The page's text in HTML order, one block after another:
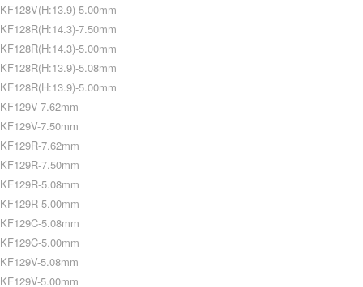
KF128V(H:13.9)-5.00mm
KF128R(H:14.3)-7.50mm
KF128R(H:14.3)-5.00mm
KF128R(H:13.9)-5.08mm
KF128R(H:13.9)-5.00mm
KF129V-7.62mm
KF129V-7.50mm
KF129R-7.62mm
KF129R-7.50mm
KF129R-5.08mm
KF129R-5.00mm
KF129C-5.08mm
KF129C-5.00mm
KF129V-5.08mm
KF129V-5.00mm